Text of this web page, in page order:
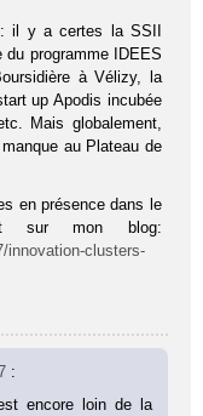
il y a certes la SSII
du programme IDEES
à Vélizy, la
up Apodis incubée
Mais globalement,
au Plateau de
en présence dans le
mon blog:
innovation-clusters-
:
encore loin de la